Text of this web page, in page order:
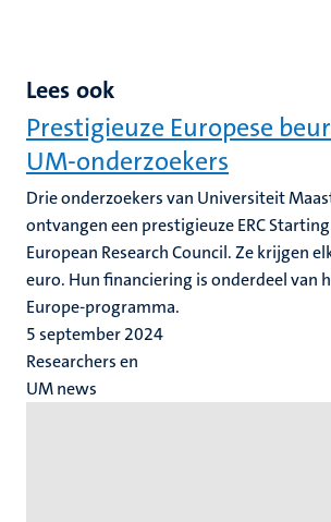
Lees ook
Prestigieuze Europese
UM-onderzoekers
Drie onderzoekers van Universiteit
ontvangen een prestigieuze ERC
European Research Council. Ze krijgen
euro. Hun financiering is onderdeel van
Europe-programma.
5 september 2024
Researchers en
UM news